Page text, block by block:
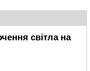
світла на